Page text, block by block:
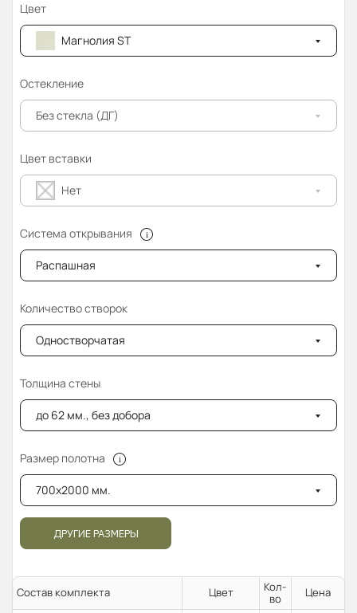
Цвет
Магнолия ST
Остекление
Без стекла (ДГ)
Цвет вставки
Нет
Система открывания
Распашная
Количество створок
Одностворчатая
Толщина стены
до 62 мм., без добора
Размер полотна
700x2000 мм.
ДРУГИЕ РАЗМЕРЫ
Состав комплекта Цвет
Кол-
во
Цена